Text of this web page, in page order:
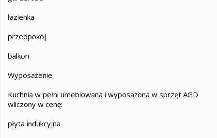
łazienka
przedpokój
balkon
Wyposażenie:
Kuchnia w pełni umeblowana i wyposażona w sprzęt AGD
wliczony w cenę:
płyta indukcyjna